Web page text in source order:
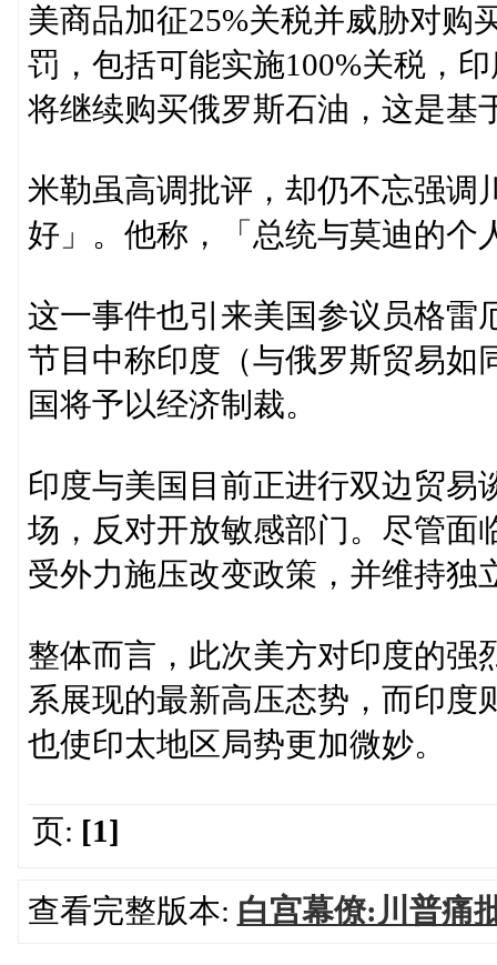
美商品加征25%关税并威胁对购
罚，包括可能实施100%关税，
将继续购买俄罗斯石油，这是基
米勒虽高调批评，却仍不忘强调
好」。他称，「总统与莫迪的个
这一事件也引来美国参议员格雷
节目中称印度（与俄罗斯贸易如
国将予以经济制裁。
印度与美国目前正进行双边贸易
场，反对开放敏感部门。尽管面
受外力施压改变政策，并维持独
整体而言，此次美方对印度的强
系展现的最新高压态势，而印度
也使印太地区局势更加微妙。
页: [1]
查看完整版本: 白宫幕僚:川普痛